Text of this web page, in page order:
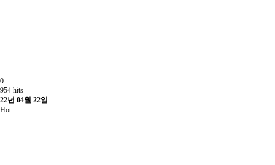
0
954 hits
22년 04월 22일
Hot